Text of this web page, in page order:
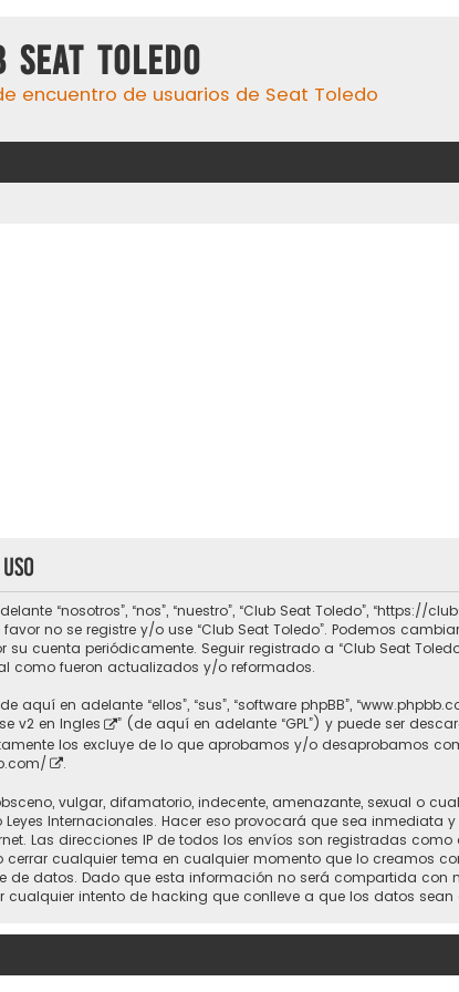
Seat Toledo
encuentro de usuarios de Seat Toledo
“nosotros”, “nos”, “nuestro”, “Club Seat Toledo”,
no se registre y/o use “Club Seat Toledo”. Podemos
su cuenta periódicamente. Seguir registrado a “Club Seat
como fueron actualizados y/o reformados.
en adelante “ellos”, “sus”, “software phpBB”,
v2 en Ingles ” (de aquí en adelante “GPL”) y puede ser
los excluye de lo que aprobamos y/o desaprobamos
.
vulgar, difamatorio, indecente, amenazante, sexual o
Internacionales. Hacer eso provocará que sea inmediata
Las direcciones IP de todos los envíos son registradas
cerrar cualquier tema en cualquier momento que lo creamos
datos. Dado que esta información no será compartida con
cualquier intento de hacking que conlleve a que los datos